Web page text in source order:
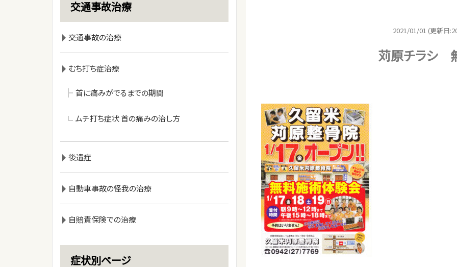
2021/01/01 (更新日
苅原チラシ
交通事故治療
交通事故の治療
むち打ち症治療
首に痛みがでるまでの期間
ムチ打ち症状 首の痛みの治し方
後遺症
自動車事故の怪我の治療
自賠責保険での治療
症状別ページ